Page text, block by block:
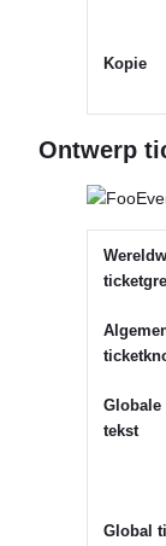
Kopie
Ontwerp
tekst
Global